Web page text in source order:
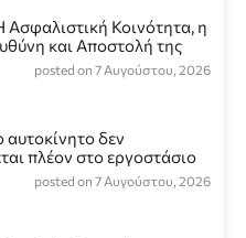
Ασφαλιστική Κοινότητα, η
και Αποστολή της
posted on 7 Αυγούστου, 2026
δεν
πλέον στο εργοστάσιο
posted on 7 Αυγούστου, 2026